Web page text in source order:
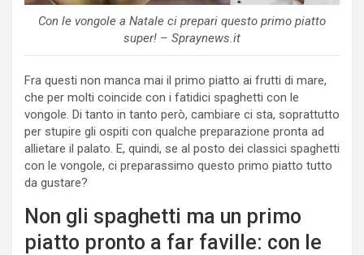
Con le vongole a Natale ci prepari questo primo piatto
super! – Spraynews.it
Fra questi non manca mai il primo piatto ai frutti di mare,
che per molti coincide con i fatidici spaghetti con le
vongole. Di tanto in tanto però, cambiare ci sta, soprattutto
per stupire gli ospiti con qualche preparazione pronta ad
allietare il palato. E, quindi, se al posto dei classici spaghetti
con le vongole, ci preparassimo questo primo piatto tutto
da gustare?
Non gli spaghetti ma un primo
piatto pronto a far faville: con le